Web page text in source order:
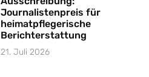
Journalistenpreis für
heimatpflegerische
Berichterstattung
21. Juli 2026